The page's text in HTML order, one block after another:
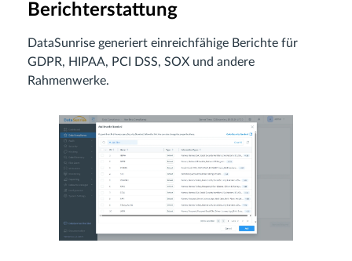
Berichterstattung
DataSunrise generiert einreichfähige Berichte für
GDPR, HIPAA, PCI DSS, SOX und andere
Rahmenwerke.